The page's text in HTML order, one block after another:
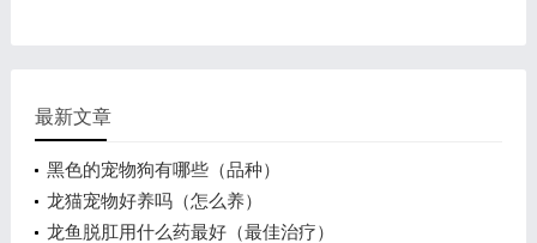
最新文章
黑色的宠物狗有哪些（品种）
龙猫宠物好养吗（怎么养）
龙鱼脱肛用什么药最好（最佳治疗）